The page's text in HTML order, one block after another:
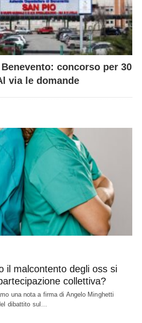
concorso per 30
via le domande
il malcontento degli oss si
collettiva?
una nota a firma di Angelo Minghetti
dibattito sul…